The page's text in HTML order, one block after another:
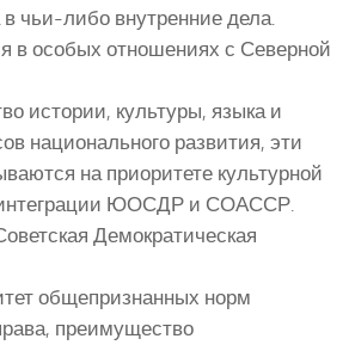
чьи-либо внутренние дела.
особых отношениях с Северной
истории, культуры, языка и
национального развития, эти
на приоритете культурной
интеграции ЮОСДР и СОАССР.
Демократическая
общепризнанных норм
преимущество